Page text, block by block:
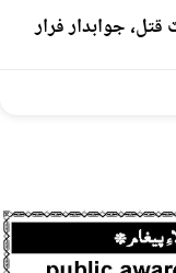
جوابدار فرار